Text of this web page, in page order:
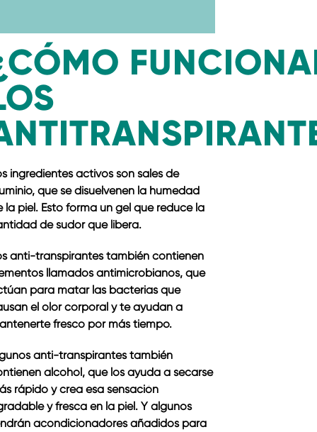
ingredientes activos son sales de
que se disuelvenen la humedad
la piel. Esto forma un gel que reduce la
de sudor que libera.
anti-transpirantes también contienen
llamados antimicrobianos, que
para matar las bacterias que
el olor corporal y te ayudan a
fresco por más tiempo.
anti-transpirantes también
alcohol, que los ayuda a secarse
rápido y crea esa sensación
y fresca en la piel. Y algunos
acondicionadores añadidos para